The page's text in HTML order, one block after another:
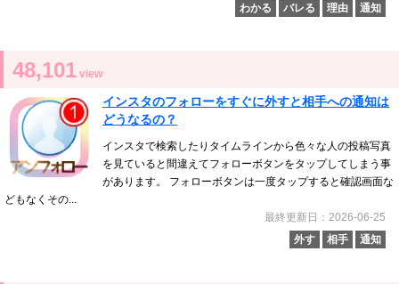
わかる
バレる 理由 通知
48,101 view
インスタのフォローをすぐに外すと相手への通知は
どうなるの？
インスタで検索したりタイムラインから色々な人の投稿写真
を見ていると間違えてフォローボタンをタップしてしまう事
があります。 フォローボタンは一度タップすると確認画面な
どもなくその...
最終更新日：2026-06-25
外す
相手 通知